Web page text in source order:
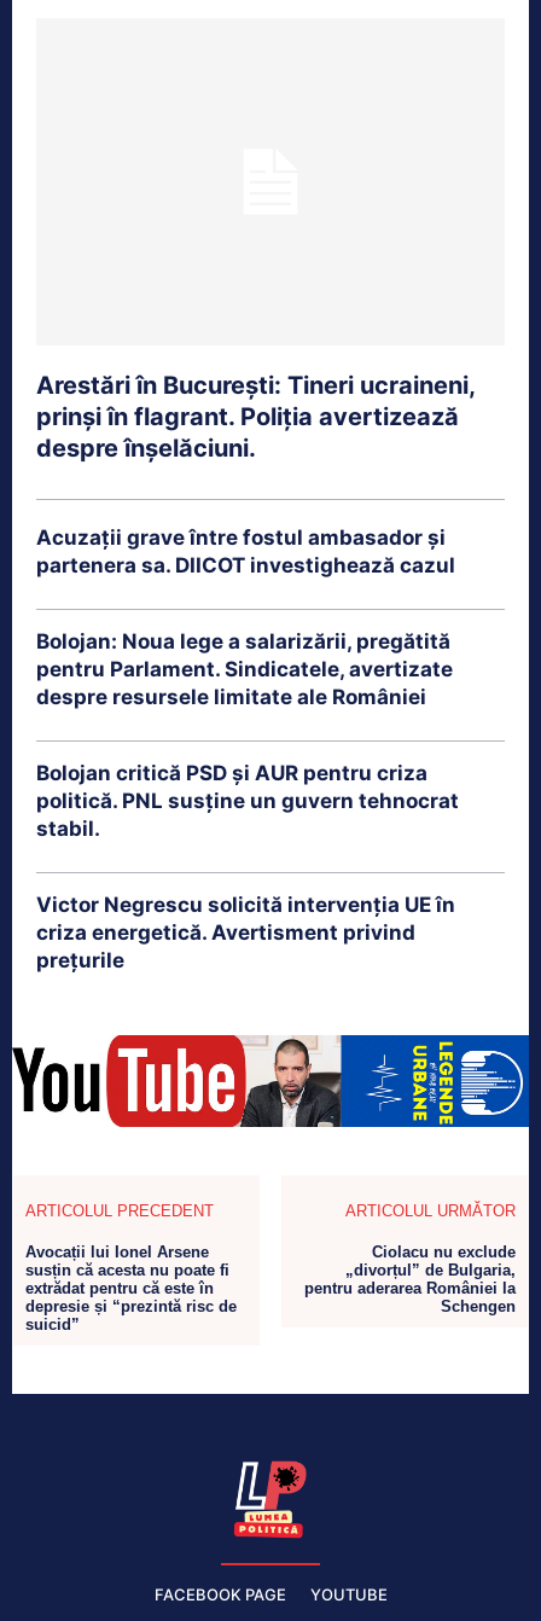
Arestări în București: Tineri ucraineni,
prinși în flagrant. Poliția avertizează
despre înșelăciuni.
Acuzații grave între fostul ambasador și
partenera sa. DIICOT investighează cazul
Bolojan: Noua lege a salarizării, pregătită
pentru Parlament. Sindicatele, avertizate
despre resursele limitate ale României
Bolojan critică PSD și AUR pentru criza
politică. PNL susține un guvern tehnocrat
stabil.
Victor Negrescu solicită intervenția UE în
criza energetică. Avertisment privind
prețurile
ARTICOLUL PRECEDENT
Avocații lui Ionel Arsene
susțin că acesta nu poate fi
extrădat pentru că este în
depresie și “prezintă risc de
suicid”
ARTICOLUL URMĂTOR
Ciolacu nu exclude
„divorțul” de Bulgaria,
pentru aderarea României la
Schengen
FACEBOOK PAGE YOUTUBE